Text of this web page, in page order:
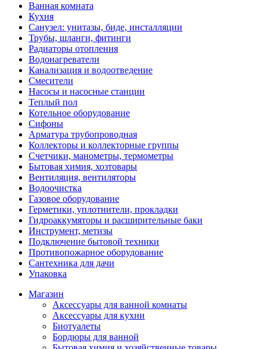
Ванная комната
Кухня
Санузел: унитазы, биде, инсталляции
Трубы, шланги, фитинги
Радиаторы отопления
Водонагреватели
Канализация и водоотведение
Смесители
Насосы и насосные станции
Теплый пол
Котельное оборудование
Сифоны
Арматура трубопроводная
Коллекторы и коллекторные группы
Счетчики, манометры, термометры
Бытовая химия, хозтовары
Вентиляция, вентиляторы
Водоочистка
Газовое оборудование
Герметики, уплотнители, прокладки
Гидроаккумяторы и расширительные баки
Инструмент, метизы
Подключение бытовой техники
Противопожарное оборудование
Сантехника для дачи
Упаковка
Магазин
Аксессуары для ванной комнаты
Аксессуары для кухни
Биотуалеты
Бордюры для ванной